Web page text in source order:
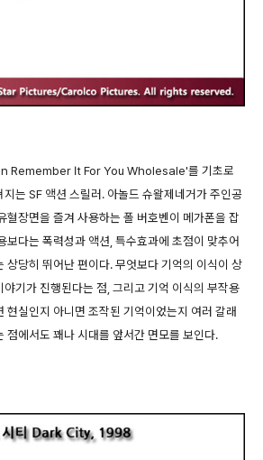
Remember It For You Wholesale'를 기초로
는 SF 액션 스릴러. 아놀드 슈왈제네거가 주인공
혈장면을 즐겨 사용하는 폴 버호벤이 메가폰을 잡
보다는 폭력성과 액션, 특수효과에 초점이 맞추어
상당히 뛰어난 편이다. 무엇보다 기억의 이식이 상
기가 진행된다는 점, 그리고 기억 이식의 부작용
현실인지 아니면 조작된 기억이었는지 여러 갈래
점에서도 꽤나 시대를 앞서간 면모를 보인다.